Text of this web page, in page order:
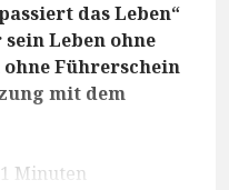
das Leben“
Leben ohne
Führerschein
mit dem
Minuten